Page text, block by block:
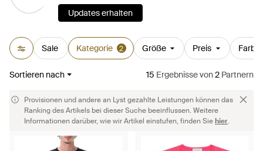
Updates erhalten
Sale Kategorie 2 Größe Preis Farbe
Sortieren nach 15 Ergebnissevon2 Partnern
Provisionen und andere an Lyst gezahlte Leistungen können das
Ranking des Artikels bei dieser Suche beeinflussen. Weitere
Informationen darüber, wie wir Artikel einstufen, finden Siehier.